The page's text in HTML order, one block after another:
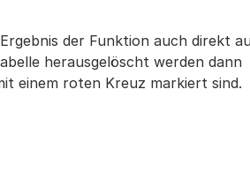
der Funktion auch direkt
herausgelöscht werden dann
einem roten Kreuz markiert sind.